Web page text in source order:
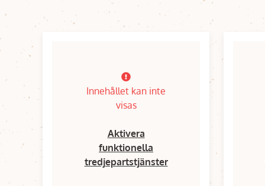
Innehållet kan inte
visas
Aktivera
funktionella
tredjepartstjänster